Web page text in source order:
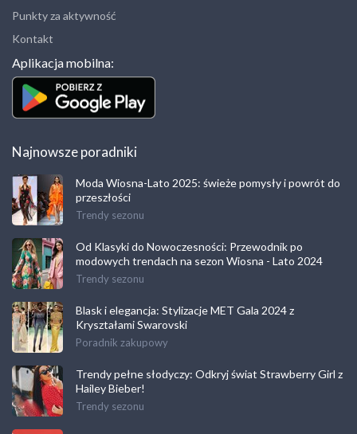
Punkty za aktywność
Kontakt
Aplikacja mobilna:
Najnowsze poradniki
Moda Wiosna-Lato 2025: świeże pomysły i powrót do
przeszłości
Trendy sezonu
Od Klasyki do Nowoczesności: Przewodnik po
modowych trendach na sezon Wiosna - Lato 2024
Trendy sezonu
Blask i elegancja: Stylizacje MET Gala 2024 z
Kryształami Swarovski
Poradnik zakupowy
Trendy pełne słodyczy: Odkryj świat Strawberry Girl z
Hailey Bieber!
Trendy sezonu